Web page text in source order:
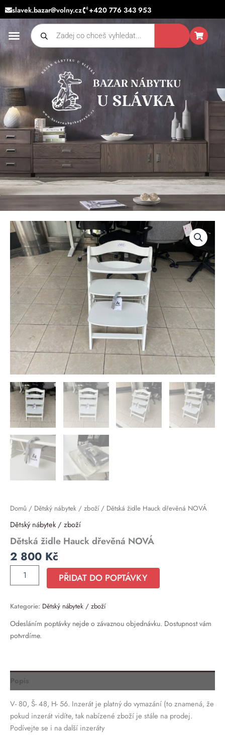
Přeskočit
na
slavek.bazar@volny.cz
+420 776 343 953
Products
search
Domů / Dětský nábytek / zboží/ Dětská židle Hauck dřevěná NOVÁ
Dětský nábytek / zboží
Dětská židle Hauck dřevěná NOVÁ
2 800 Kč
Dětská
židle
Hauck
dřevěná
NOVÁ
množství
PŘIDAT DO POPTÁVKY
Kategorie: Dětský nábytek / zboží
Odesláním poptávky nejde o závaznou objednávku. Dostupnost vám
potvrdíme.
V- 80, Š- 48, H- 56. Inzerát je platný do vymazání (to znamená, že
pokud inzerát vidíte, tak nabízené zboží je stále na prodej.
Podívejte se i na další inzeráty